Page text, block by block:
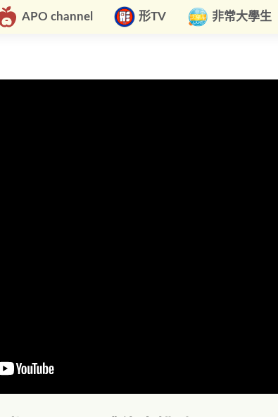
APO channel 形TV 非常大學生